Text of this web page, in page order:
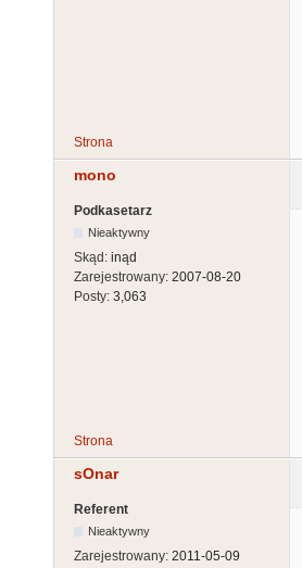
Strona
mono
Podkasetarz
Nieaktywny
Skąd: inąd
Zarejestrowany: 2007-08-20
Posty: 3,063
Strona
sOnar
Referent
Nieaktywny
Zarejestrowany: 2011-05-09